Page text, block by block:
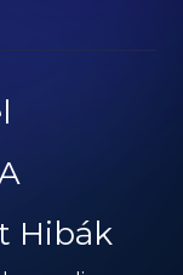
Hibák